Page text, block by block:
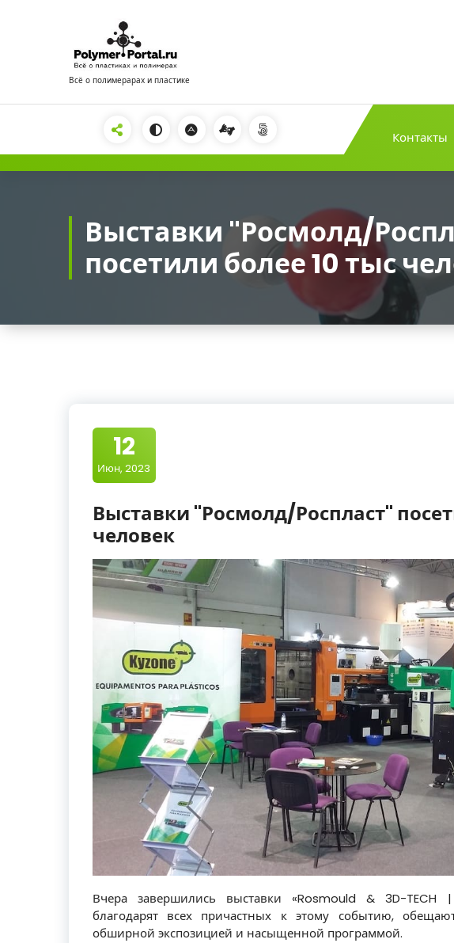
Всё о полимерарах и пластике
Контакты
Выставки "Росмолд/
посетили более 10 тыс
12
Июн, 2023
Выставки "Росмолд/Роспласт"
человек
Вчера завершились выставки «Rosmould & 3D-TECH
благодарят всех причастных к этому событию,
обширной экспозицией и насыщенной программой.